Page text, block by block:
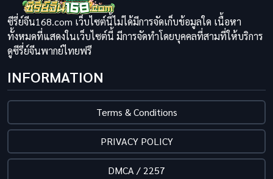
ซีรี่ย์จีน168.com เว็บไซต์นี้ไม่ได้มีการจัดเก็บข้อมูลใด เนื้อหา
ทั้งหมดที่แสดงในเว็บไซต์นี้ มีการจัดทำโดยบุคคลที่สามที่ให้บริการ
ดูซีรี่ย์จีนพากย์ไทยฟรี
INFORMATION
Terms & Conditions
PRIVACY POLICY
DMCA / 2257